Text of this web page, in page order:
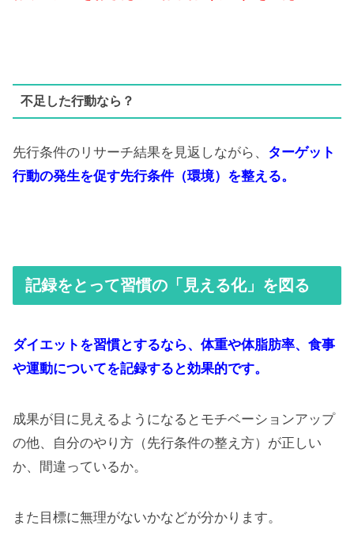
不足した行動なら？
先行条件のリサーチ結果を見返しながら、 ターゲット
行動の発生を促す先行条件（環境）を整える。
記録をとって習慣の「見える化」を図る
ダイエットを習慣とするなら、体重や体脂肪率、食事
や運動についてを記録すると効果的です。
成果が目に見えるようになるとモチベーションアップ
の他、自分のやり方（先行条件の整え方）が正しい
か、間違っているか。
また目標に無理がないかなどが分かります。